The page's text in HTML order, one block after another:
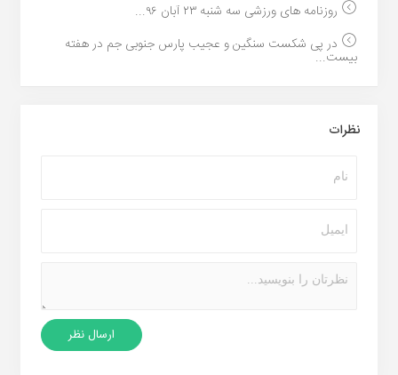
روزنامه های ورزشی سه شنبه ۲۳ آبان ۹۶...
در پی شکست سنگین و عجیب پارس جنوبی جم در هفته
بیست...
نظرات